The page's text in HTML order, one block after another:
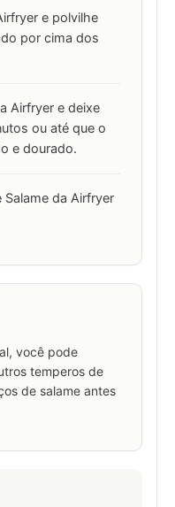
e polvilhe
por cima dos
Airfryer e deixe
ou até que o
e dourado.
da Airfryer
você pode
temperos de
de salame antes